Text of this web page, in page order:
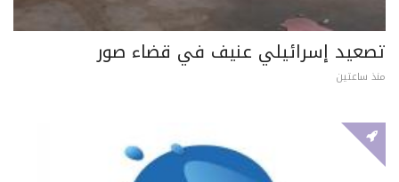
تصعيد إسرائيلي عنيف في قضاء صور
منذ ساعتين